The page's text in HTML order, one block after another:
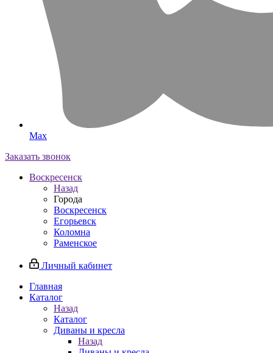
Max
Заказать звонок
Воскресенск
Назад
Города
Воскресенск
Егорьевск
Коломна
Раменское
Личный кабинет
Главная
Каталог
Назад
Каталог
Диваны и кресла
Назад